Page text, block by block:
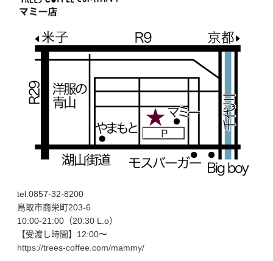
tel.0857-32-8200
鳥取市商栄町203-6
10:00-21:00（20:30 L.o）
【受渡し時間】12:00〜
https://trees-coffee.com/mammy/